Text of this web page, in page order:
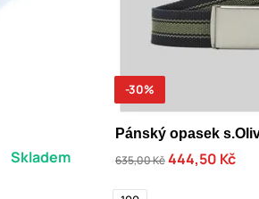
Skladem
-30%
Pánský opasek
635,00 Kč444,50 Kč